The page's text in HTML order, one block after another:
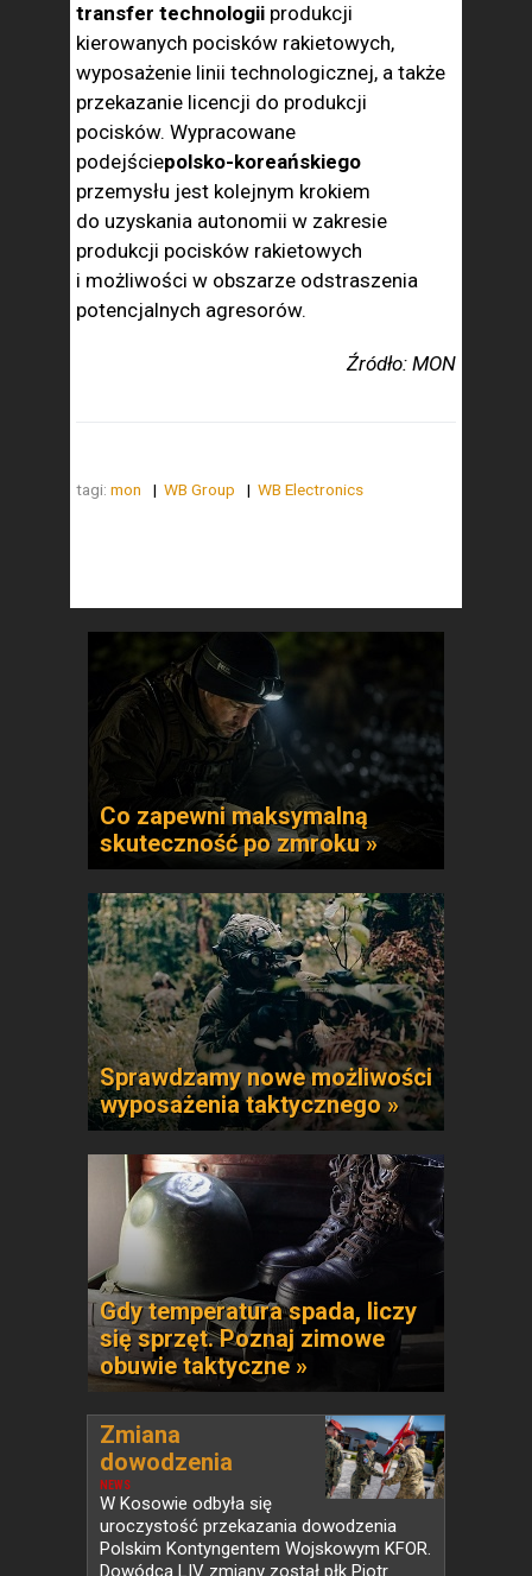
transfer technologii produkcji
kierowanych pocisków rakietowych,
wyposażenie linii technologicznej, a także
przekazanie licencji do produkcji
pocisków. Wypracowane
podejściepolsko-koreańskiego
przemysłu jest kolejnym krokiem
do uzyskania autonomii w zakresie
produkcji pocisków rakietowych
i możliwości w obszarze odstraszenia
potencjalnych agresorów.
Źródło: MON
tagi: mon WB Group WB Electronics
Co zapewni maksymalną
skuteczność po zmroku »
Sprawdzamy nowe możliwości
wyposażenia taktycznego »
Gdy temperatura spada, liczy
się sprzęt. Poznaj zimowe
obuwie taktyczne »
NEWS
Zmiana
dowodzenia
Polskim...
W Kosowie odbyła się
uroczystość przekazania dowodzenia
Polskim Kontyngentem Wojskowym KFOR.
Dowódcą LIV zmiany został płk Piotr